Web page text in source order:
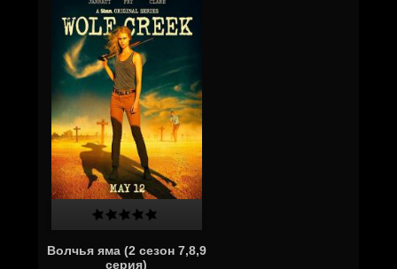
Волчья яма (2 сезон 7,8,9
серия)